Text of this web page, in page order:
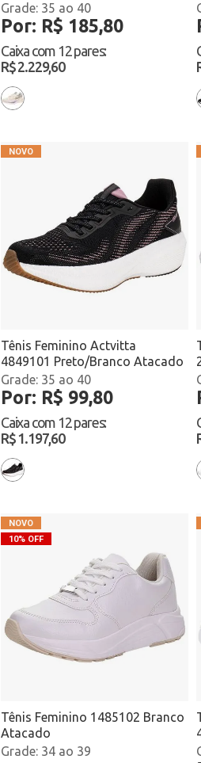
35 ao 40
Por: R$ 185,80
Caixa com 12 pares:
R$ 2.229,60
Tênis Feminino Actvitta
4849101 Preto/Branco Atacado
35 ao 40
Por: R$ 99,80
Caixa com 12 pares:
R$ 1.197,60
Tênis Feminino 1485102 Branco
Atacado
34 ao 39
10% OFF